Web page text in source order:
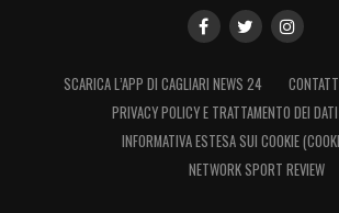
SCARICA L’APP DI CAGLIARI NEWS 24
PRIVACY POLICY E TRATTAMENTO DEI
INFORMATIVA ESTESA SUI COOKIE
NETWORK SPORT REVIEW